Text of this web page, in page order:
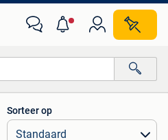
Sorteer op